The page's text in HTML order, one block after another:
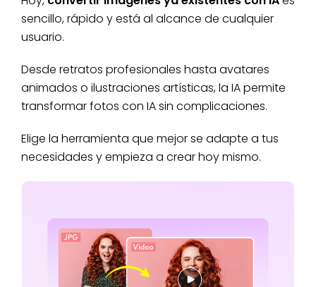
sencillo, rápido y está al alcance de cualquier
usuario.
Desde retratos profesionales hasta avatares
animados o ilustraciones artísticas, la IA permite
transformar fotos con IA sin complicaciones.
Elige la herramienta que mejor se adapte a tus
necesidades y empieza a crear hoy mismo.